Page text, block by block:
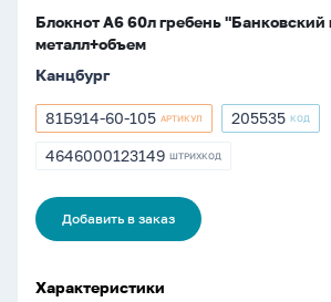
Блокнот А6 60л гребень "Банковский
металл+объем
Канцбург
Артикул
81Б914-
81Б914-60-105 АРТИКУЛ
Артикул
205535 КОД
ШТРИХКОД
4646000123149 ШТРИХКОД
Добавить в заказ
Характеристики